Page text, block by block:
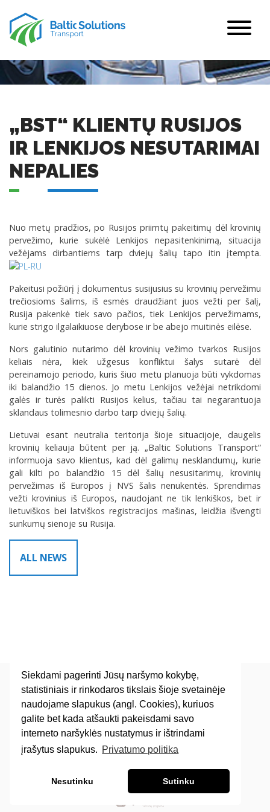
Siekdami pagerinti Jūsų naršymo kokybę,
statistiniais ir rinkodaros tikslais šioje svetainėje
naudojame slapukus (angl. Cookies), kuriuos
galite bet kada atšaukti pakeisdami savo
interneto naršyklės nustatymus ir ištrindami
įrašytus slapukus. Privatumo politika
Nesutinku Sutinku
„BST“ KLIENTŲ RUSIJOS
IR LENKIJOS NESUTARIMAI
NEPALIES
Nuo metų pradžios, po Rusijos priimtų pakeitimų dėl krovinių
pervežimo, kurie sukėlė Lenkijos nepasitenkinimą, situacija
vežėjams dirbantiems tarp dviejų šalių tapo itin įtempta.
Pakeitusi požiūrį į dokumentus susijusius su krovinių pervežimu
trečiosioms šalims, iš esmės draudžiant juos vežti per šalį,
Rusija pakenkė tiek savo pačios, tiek Lenkijos pervežimams,
kurie strigo ilgalaikiuose derybose ir be abejo muitinės eilėse.
Nors galutinio nutarimo dėl krovinių vežimo tvarkos Rusijos
keliais nėra, kiek užgesus konfliktui šalys sutarė dėl
pereinamojo periodo, kuris šiuo metu planuoja būti vykdomas
iki balandžio 15 dienos. Jo metu Lenkijos vežėjai netrikdomi
galės ir turės palikti Rusijos kelius, tačiau tai negarantuoja
sklandaus tolimesnio darbo tarp dviejų šalių.
Lietuvai esant neutralia teritorija šioje situacijoje, daugelis
krovinių keliauja būtent per ją. „Baltic Solutions Transport“
informuoja savo klientus, kad dėl galimų nesklandumų, kurie
gali kilti po balandžio 15 dėl šalių nesusitarimų, krovinių
pervežimas iš Europos į NVS šalis nenukentės. Sprendimas
vežti krovinius iš Europos, naudojant ne tik lenkiškos, bet ir
lietuviškos bei latviškos registracijos mašinas, leidžia išvengti
sunkumų sienoje su Rusija.
© 2011-2021 Baltic Solutions Transport
Sukurta su ♡Feeria
Lietuva
Eišiškių pl. 36B Vilnius